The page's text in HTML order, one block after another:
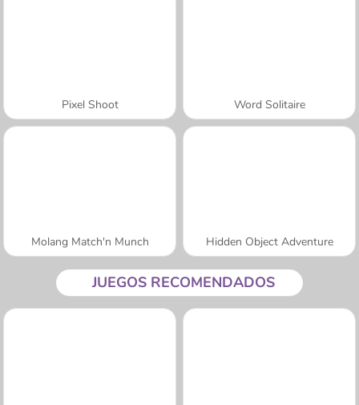
Pixel Shoot Word Solitaire
Molang Match'n Munch Hidden Object Adventure
JUEGOS RECOMENDADOS